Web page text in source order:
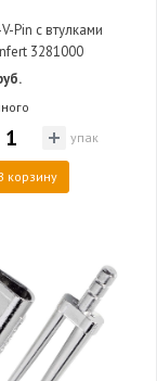
Pin c втулками
3281000
упак
корзину